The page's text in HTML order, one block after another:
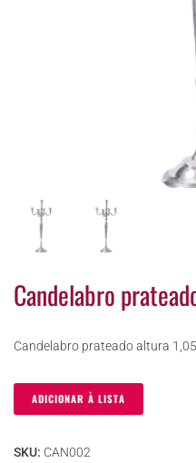
Candelabro
Candelabro prateado altura 1,05
ADICIONAR À LISTA
SKU: CAN002